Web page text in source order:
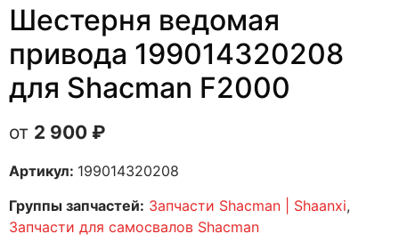
Шестерня ведомая
привода 199014320208
для Shacman F2000
2 900 ₽
Артикул: 199014320208
Группы запчастей: Запчасти Shacman | Shaanxi,
Запчасти для самосвалов Shacman